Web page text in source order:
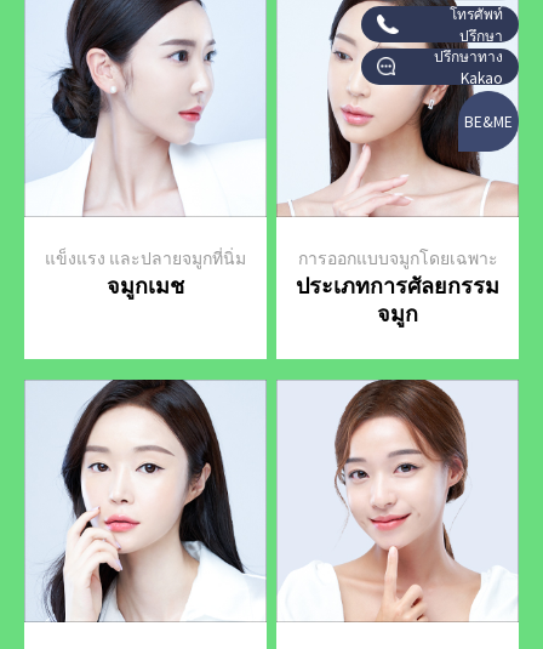
โทรศัพท์
ปรึกษา
ปรึกษาทาง
Kakao
BE&ME
แข็งแรง และปลายจมูกที่นิ่ม
จมูกเมช
การออกแบบจมูกโดยเฉพาะ
ประเภทการศัลยกรรม
จมูก